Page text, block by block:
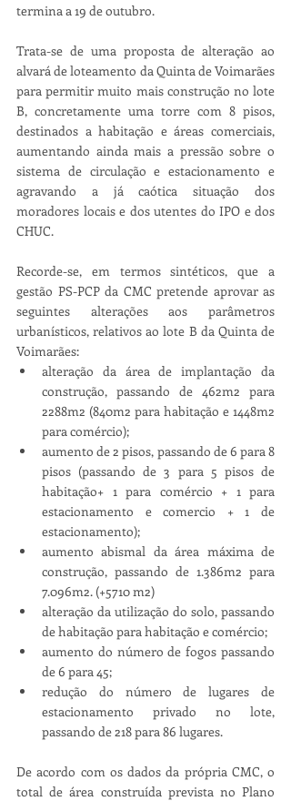
termina a 19 de outubro.
Trata-se de uma proposta de alteração ao
alvará de loteamento da Quinta de Voimarães
para permitir muito mais construção no lote
B, concretamente uma torre com 8 pisos,
destinados a habitação e áreas comerciais,
aumentando ainda mais a pressão sobre o
sistema de circulação e estacionamento e
agravando a já caótica situação dos
moradores locais e dos utentes do IPO e dos
CHUC.
Recorde-se, em termos sintéticos, que a
gestão PS-PCP da CMC pretende aprovar as
seguintes alterações aos parâmetros
urbanísticos, relativos ao lote B da Quinta de
Voimarães:
alteração da área de implantação da
construção, passando de 462m2 para
2288m2 (840m2 para habitação e 1448m2
para comércio);
aumento de 2 pisos, passando de 6 para 8
pisos (passando de 3 para 5 pisos de
habitação+ 1 para comércio + 1 para
estacionamento e comercio + 1 de
estacionamento);
aumento abismal da área máxima de
construção, passando de 1.386m2 para
7.096m2. (+5710 m2)
alteração da utilização do solo, passando
de habitação para habitação e comércio;
aumento do número de fogos passando
de 6 para 45;
redução do número de lugares de
estacionamento privado no lote,
passando de 218 para 86 lugares.
De acordo com os dados da própria CMC, o
total de área construída prevista no Plano